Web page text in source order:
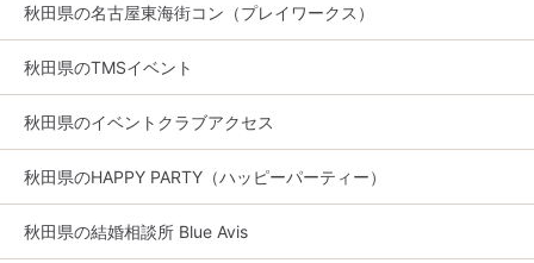
秋田県の名古屋東海街コン（プレイワークス）
秋田県のTMSイベント
秋田県のイベントクラブアクセス
秋田県のHAPPY PARTY（ハッピーパーティー）
秋田県の結婚相談所 Blue Avis